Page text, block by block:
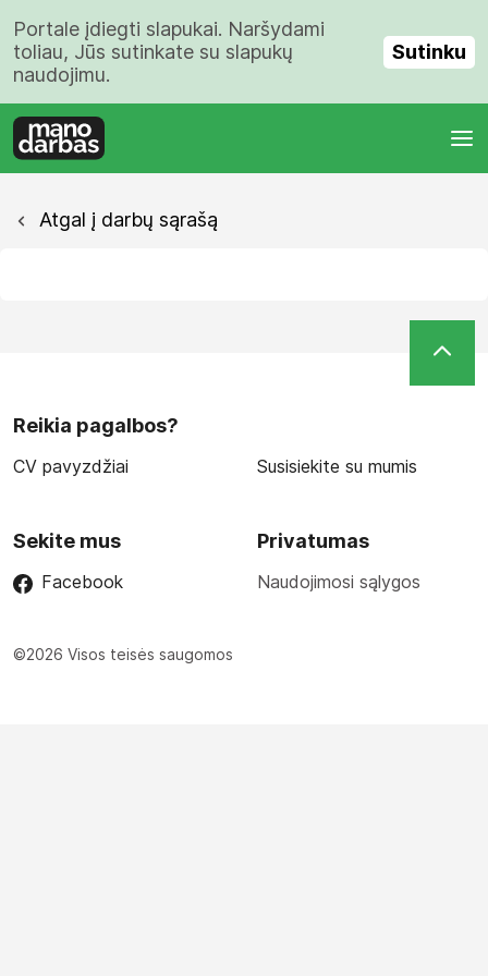
Portale įdiegti slapukai. Naršydami
toliau, Jūs sutinkate su slapukų
naudojimu.
Sutinku
Atgal į darbų sąrašą
Reikia pagalbos?
CV pavyzdžiai Susisiekite su mumis
Sekite mus
Facebook
Privatumas
Naudojimosi sąlygos
©2026 Visos teisės saugomos